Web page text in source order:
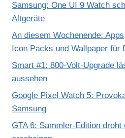
Samsung: One UI 9 Watch
Altgeräte
An diesem Wochenende:
Icon Packs und Wallpaper für
Smart #1: 800-Volt-Upgrade
aussehen
Google Pixel Watch 5:
Samsung
GTA 6: Sammler-Edition